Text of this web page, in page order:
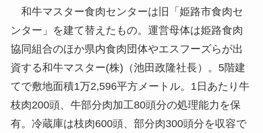
和牛マスター食肉センターは旧「姫路市食肉セ
ンター」を建て替えたもの。運営母体は姫路食肉
協同組合のほか県内食肉団体やエスフーズらが出
資する和牛マスター(株)（池田政隆社長）。5階建
てで敷地面積1万2,596平方メートル。1日あたり牛
枝肉200頭、牛部分肉加工80頭分の処理能力を保
有。冷蔵庫は枝肉600頭、部分肉300頭分を収容で